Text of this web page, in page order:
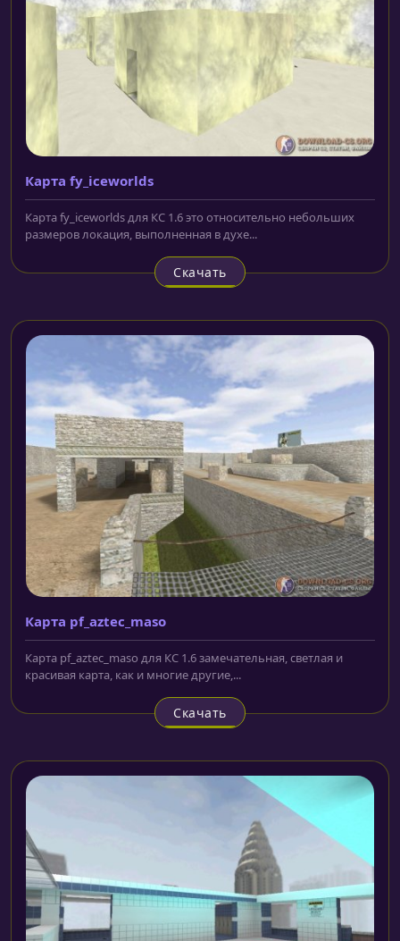
Карта fy_iceworlds
Карта fy_iceworlds для КС 1.6 это относительно небольших
размеров локация, выполненная в духе...
Скачать
Карта pf_aztec_maso
Карта pf_aztec_maso для КС 1.6 замечательная, светлая и
красивая карта, как и многие другие,...
Скачать